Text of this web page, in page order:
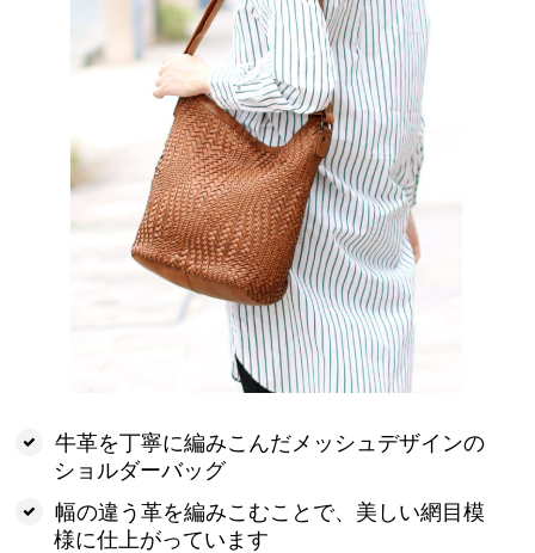
牛革を丁寧に編みこんだメッシュデザインの
ショルダーバッグ
幅の違う革を編みこむことで、美しい網目模
様に仕上がっています